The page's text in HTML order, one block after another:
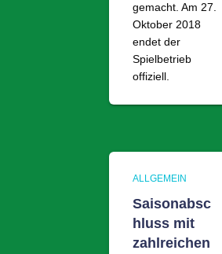
gemacht. Am 27.
Oktober 2018
endet der
Spielbetrieb
offiziell.
ALLGEMEIN
Saisonabsc
hluss mit
zahlreichen